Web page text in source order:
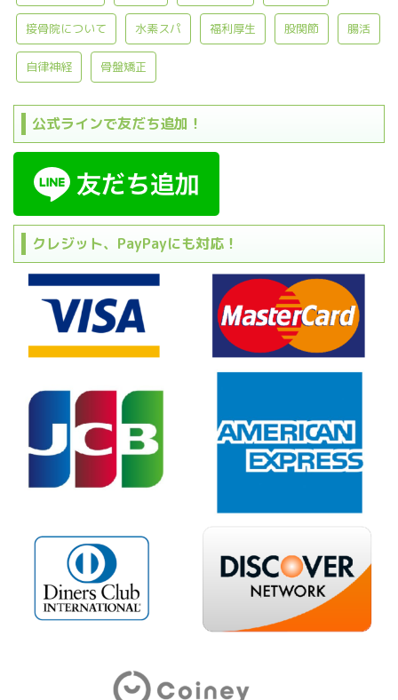
接骨院について 水素スパ 福利厚生 股関節 腸活
自律神経 骨盤矯正
公式ラインで友だち追加！
クレジット、PayPayにも対応！